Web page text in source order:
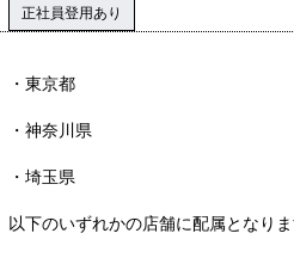
正社員登用あり
東京都
神奈川県
埼玉県
以下のいずれかの店舗に配属となり